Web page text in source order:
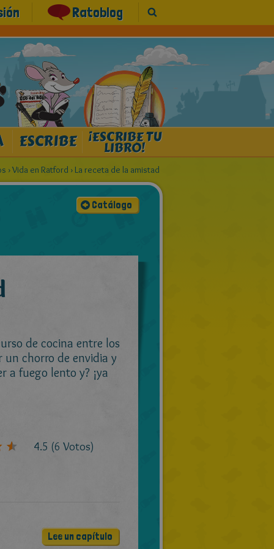
Ratoblog
ESCRIBE ¡ESCRIBE TU
LIBRO!
›Vida en Ratford › La receta de la amistad
Catálogo
de cocina entre los
un chorro de envidia y
a fuego lento y? ¡ya
4.5 (6 Votos)
Lee un capítulo